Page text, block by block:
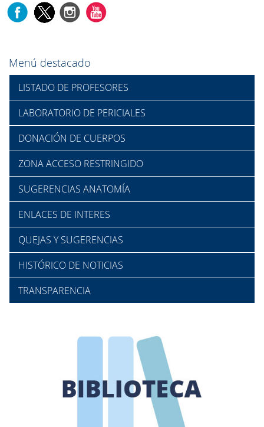
Menú destacado
LISTADO DE PROFESORES
LABORATORIO DE PERICIALES
DONACIÓN DE CUERPOS
ZONA ACCESO RESTRINGIDO
SUGERENCIAS ANATOMÍA
ENLACES DE INTERES
QUEJAS Y SUGERENCIAS
HISTÓRICO DE NOTICIAS
TRANSPARENCIA